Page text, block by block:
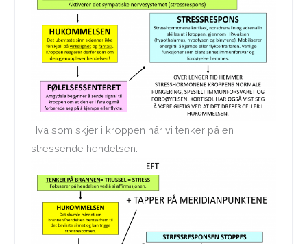
Hva som skjer i kroppen når vi tenker på en
stressende hendelsen.